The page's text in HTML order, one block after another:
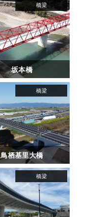
坂本橋
鳥栖基里大橋